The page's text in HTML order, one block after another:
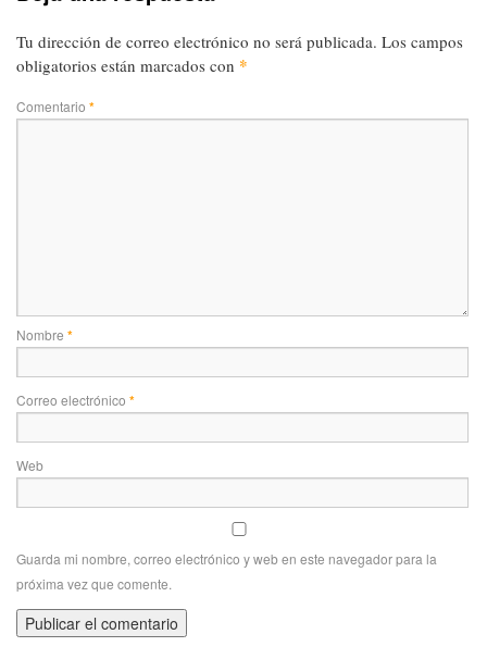
Tu dirección de correo electrónico no será publicada. Los campos
obligatorios están marcados con *
Comentario *
Nombre *
Correo electrónico *
Web
Guarda mi nombre, correo electrónico y web en este navegador para la
próxima vez que comente.